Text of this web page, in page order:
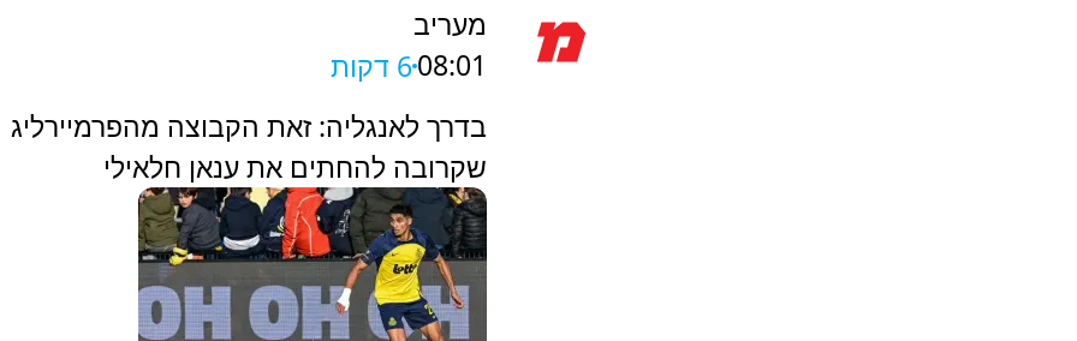
מעריב
08:016 דקות
בדרך לאנגליה: זאת הקבוצה מהפרמיירליג
שקרובה להחתים את ענאן חלאילי